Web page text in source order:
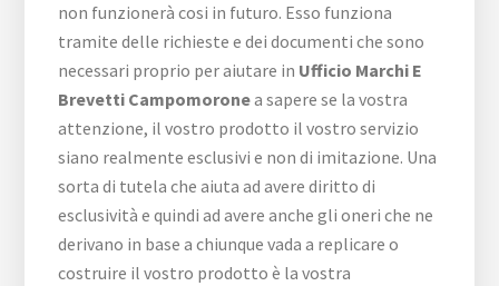
non funzionerà cosi in futuro. Esso funziona
tramite delle richieste e dei documenti che sono
necessari proprio per aiutare in Ufficio Marchi E
Brevetti Campomoronea sapere se la vostra
attenzione, il vostro prodotto il vostro servizio
siano realmente esclusivi e non di imitazione. Una
sorta di tutela che aiuta ad avere diritto di
esclusività e quindi ad avere anche gli oneri che ne
derivano in base a chiunque vada a replicare o
costruire il vostro prodotto è la vostra